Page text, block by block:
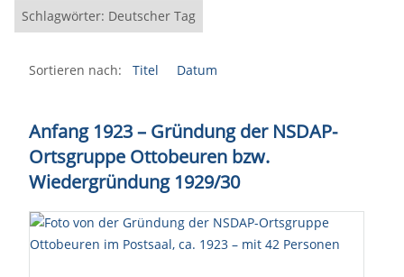
Schlagwörter: Deutscher Tag
Sortieren nach: Titel Datum
Anfang 1923 – Gründung der NSDAP-
Ortsgruppe Ottobeuren bzw.
Wiedergründung 1929/30